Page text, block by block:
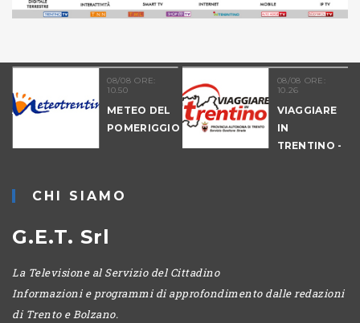
08/08 ORE:
10.50
METEO DEL
POMERIGGIO
08/08 ORE:
10.26
VIAGGIARE
IN
TRENTINO -
CHI SIAMO
G.E.T. Srl
La Televisione al Servizio del Cittadino
Informazioni e programmi di approfondimento dalle redazioni
di Trento e Bolzano.